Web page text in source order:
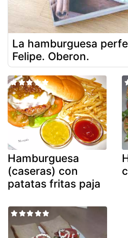
La hamburguesa
Felipe. Oberon.
Hamburguesa
(caseras) con
patatas fritas paja